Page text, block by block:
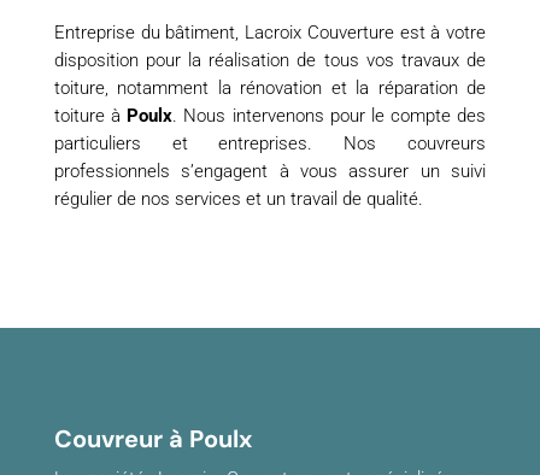
Entreprise du bâtiment, Lacroix Couverture est à votre
disposition pour la réalisation de tous vos travaux de
toiture, notamment la rénovation et la réparation de
toiture à Poulx. Nous intervenons pour le compte des
particuliers et entreprises. Nos couvreurs
professionnels s’engagent à vous assurer un suivi
régulier de nos services et un travail de qualité.
Couvreur à Poulx